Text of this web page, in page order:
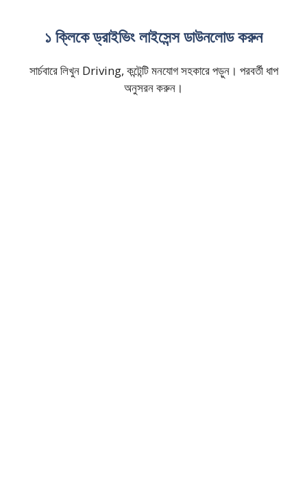
১ ক্লিকে ড্রাইভিং লাইসেন্স ডাউনলোড করুন
সার্চবারে লিখুন Driving, কন্টেন্টি মনযোগ সহকারে পড়ুন। পরবর্তী ধাপ
অনুসরন করুন।